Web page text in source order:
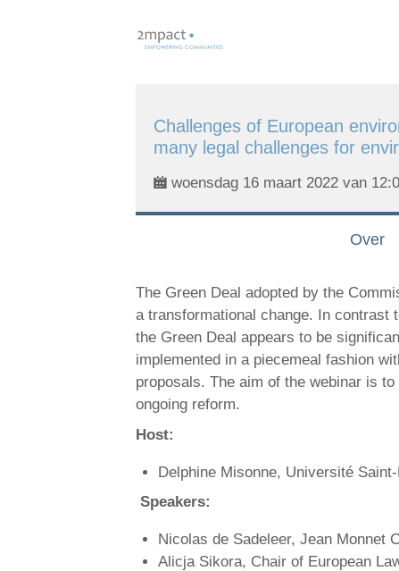
Challenges of European
many legal challenges for
woensdag 16 maart 2022 van
Over
The Green Deal adopted by the
a transformational change. In contrast
the Green Deal appears to be
implemented in a piecemeal fashion
proposals. The aim of the webinar is
ongoing reform.
Host:
Delphine Misonne, Université
Speakers:
Nicolas de Sadeleer, Jean Monnet
Alicja Sikora, Chair of European